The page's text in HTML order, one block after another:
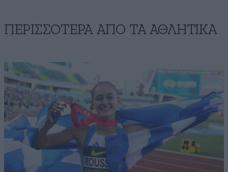
ΠΕΡΙΣΣΟΤΕΡΑ ΑΠΟ ΤA ΑΘΛΗΤΙΚΑ